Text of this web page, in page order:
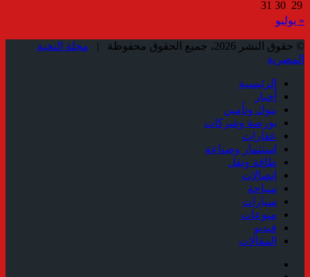
29
30
31
« يوليو
© حقوق النشر 2026، جميع الحقوق محفوظة |
مجلة النخبة
المصرية
الرئيسية
أخبار
بنوك وتأمين
بورصة وشركات
عقارات
استثمار وصناعة
طاقة ونقل
إتصالات
سياحة
سيارات
منوعات
فيديو
المقالات